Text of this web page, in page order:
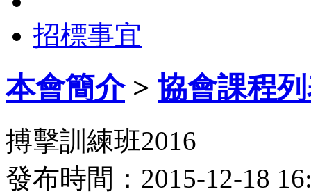
招標事宜
本會簡介> 協會課程
搏擊訓練班2016
發布時間：2015-12-18